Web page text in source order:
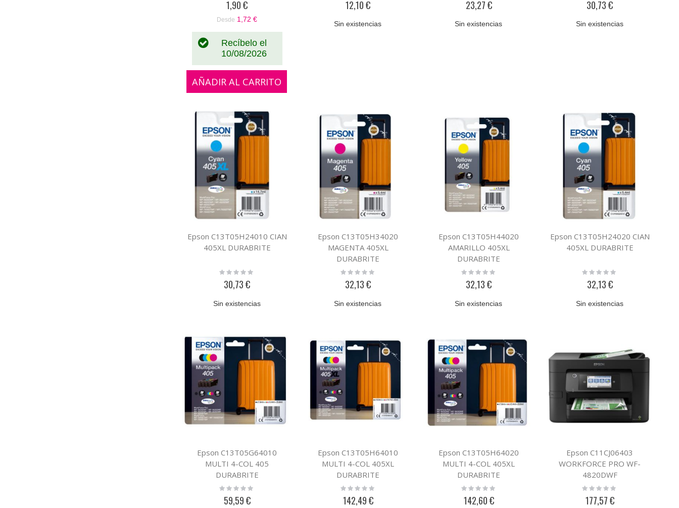
1,90 €
Desde 1,72 €
Recíbelo el
10/08/2026
AÑADIR AL CARRITO
12,10 €
Sin existencias
23,27 €
Sin existencias
30,73 €
Sin existencias
Epson C13T05H24010 CIAN
405XL DURABRITE
Rating:
30,73 €
Sin existencias
Epson C13T05H34020
MAGENTA 405XL
DURABRITE
Rating:
32,13 €
Sin existencias
Epson C13T05H44020
AMARILLO 405XL
DURABRITE
Rating:
32,13 €
Sin existencias
Epson C13T05H24020 CIAN
405XL DURABRITE
Rating:
32,13 €
Sin existencias
Epson C13T05G64010
MULTI 4-COL 405
DURABRITE
Rating:
59,59 €
Epson C13T05H64010
MULTI 4-COL 405XL
DURABRITE
Rating:
142,49 €
Epson C13T05H64020
MULTI 4-COL 405XL
DURABRITE
Rating:
142,60 €
Epson C11CJ06403
WORKFORCE PRO WF-
4820DWF
Rating:
177,57 €